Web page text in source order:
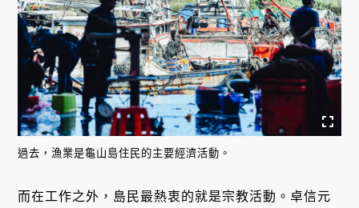
過去，漁業是龜山島住民的主要經濟活動。
而在工作之外，島民最熱衷的就是宗教活動。卓信元